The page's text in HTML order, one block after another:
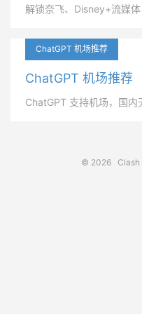
解锁奈飞、Disney+流媒体
ChatGPT 机场推荐
ChatGPT 机场推荐
ChatGPT 支持机场，国内
© 2026 Clash